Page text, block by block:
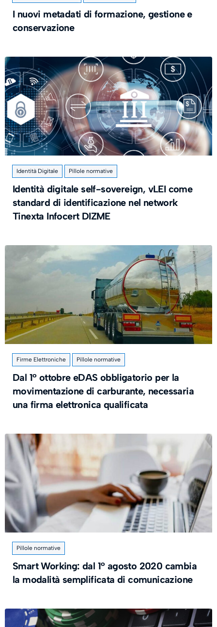
I nuovi metadati di formazione, gestione e
conservazione
Identità Digitale Pillole normative
Identità digitale self-sovereign, vLEI come
standard di identificazione nel network
Tinexta Infocert DIZME
Firme Elettroniche Pillole normative
Dal 1° ottobre eDAS obbligatorio per la
movimentazione di carburante, necessaria
una firma elettronica qualificata
Pillole normative
Smart Working: dal 1° agosto 2020 cambia
la modalità semplificata di comunicazione